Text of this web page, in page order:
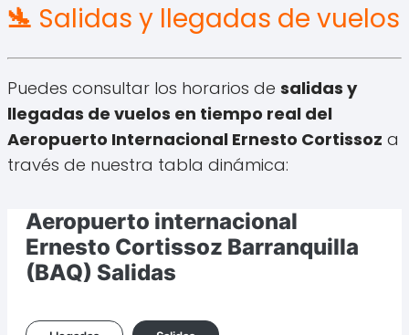
🛬 Salidas y llegadas de vuelos
Puedes consultar los horarios de salidas y
llegadas de vuelos en tiempo real del
Aeropuerto Internacional Ernesto Cortissoz a
través de nuestra tabla dinámica: